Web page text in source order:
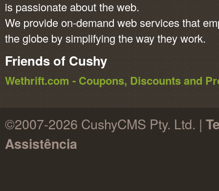
is passionate about the web.
We provide on-demand web services that
the globe by simplifying the way they work.
Friends of Cushy
Wethrift.com - Coupons, Discounts and
©2007-2026 CushyCMS Pty. Ltd. |
Assistência